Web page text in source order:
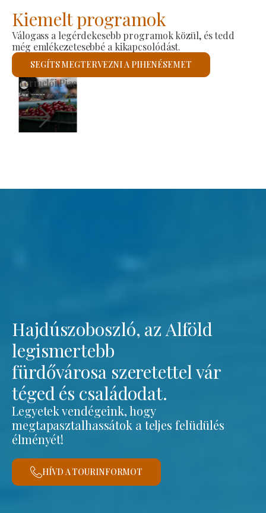
Kiemelt programok
Válogass a legérdekesebb programok közül, és tedd
még emlékezetesebbé a kikapcsolódást.
SEGÍTS MEGTERVEZNI A PIHENÉSEMET
Szent László Római Katolikus Templom
Megnézem
Hajdúszoboszló, az Alföld
legismertebb
fürdővárosa szeretettel vár
téged és családodat.
Legyetek vendégeink, hogy
megtapasztalhassátok a teljes felüdülés
élményét!
HÍVD A TOURINFORMOT